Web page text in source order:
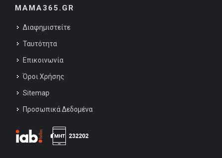
MAMA365.GR
Διαφημιστείτε
Ταυτότητα
Επικοινωνία
Όροι Χρήσης
Sitemap
Προσωπικά Δεδομένα